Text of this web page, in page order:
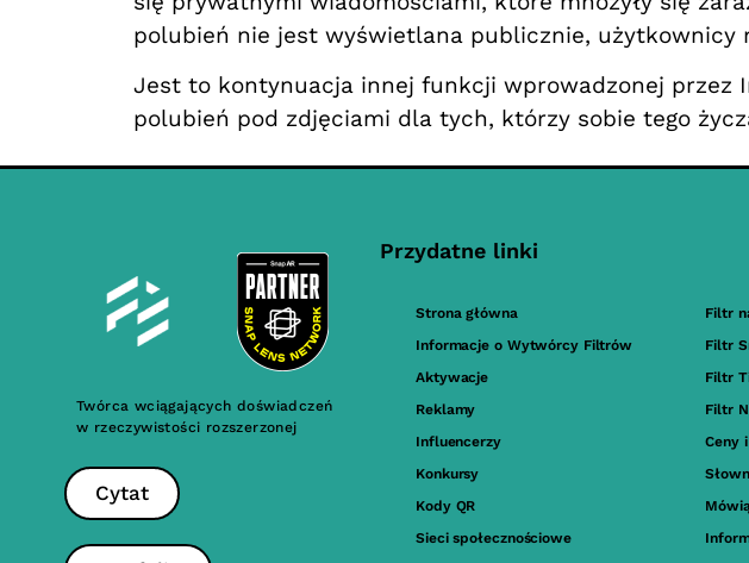
polubień nie jest wyświetlana publicznie,
Jest to kontynuacja innej funkcji wprowadzonej przez
polubień pod zdjęciami dla tych, którzy sobie tego
Twórca wciągających doświadczeń
w rzeczywistości rozszerzonej
Cytat
Przydatne linki
Strona główna
Informacje o Wytwórcy Filtrów
Aktywacje
Reklamy
Influencerzy
Konkursy
Kody QR
Sieci społecznościowe
Filtr
Filtr
Filtr
Filtr
Ceny